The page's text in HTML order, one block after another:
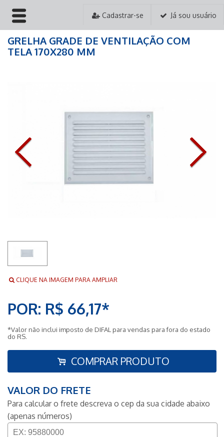
Cadastrar-se Já sou usuário
HOME
ASSISTÊNCIA TÉCNICA
CONTATO
GRELHA GRADE DE VENTILAÇÃO COM
TELA 170X280 MM
CLIQUE NA IMAGEM PARA AMPLIAR
POR: R$ 66,17*
*Valor não inclui imposto de DIFAL para vendas para fora do estado
do RS.
COMPRAR PRODUTO
VALOR DO FRETE
Para calcular o frete descreva o cep da sua cidade abaixo
(apenas números)